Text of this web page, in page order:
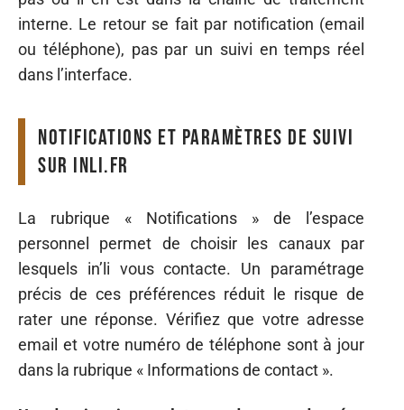
interne. Le retour se fait par notification (email
ou téléphone), pas par un suivi en temps réel
dans l’interface.
Notifications et paramètres de suivi
sur inli.fr
La rubrique « Notifications » de l’espace
personnel permet de choisir les canaux par
lesquels in’li vous contacte. Un paramétrage
précis de ces préférences réduit le risque de
rater une réponse. Vérifiez que votre adresse
email et votre numéro de téléphone sont à jour
dans la rubrique « Informations de contact ».